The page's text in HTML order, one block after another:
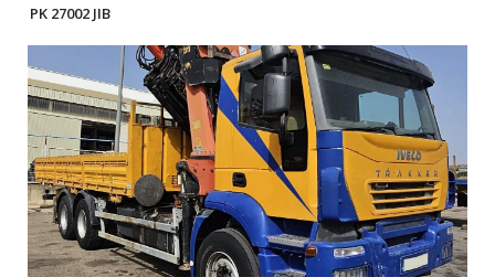
PK 27002 JIB